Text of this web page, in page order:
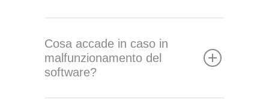
Cosa accade in caso in
malfunzionamento del
software?